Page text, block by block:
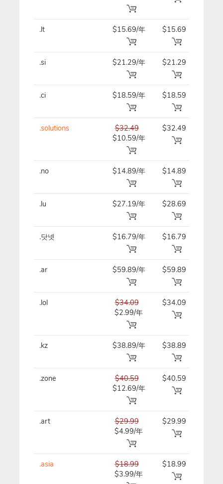
.lt $15.69/年 $15.69
.si $21.29/年 $21.29
.ci $18.59/年 $18.59
.solutions
$32.49
$10.59/年
$32.49
.no $14.89/年 $14.89
.lu $27.19/年 $28.69
.닷넷 $16.79/年 $16.79
.ar $59.89/年 $59.89
.lol
$34.09
$2.99/年
$34.09
.kz $38.89/年 $38.89
.zone
$40.59
$12.69/年
$40.59
.art
$29.99
$4.99/年
$29.99
.asia
$18.99
$3.99/年
$18.99